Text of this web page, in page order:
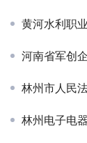
黄河水利职业技
河南省军创企业管理
林州市人民
林州电子电器